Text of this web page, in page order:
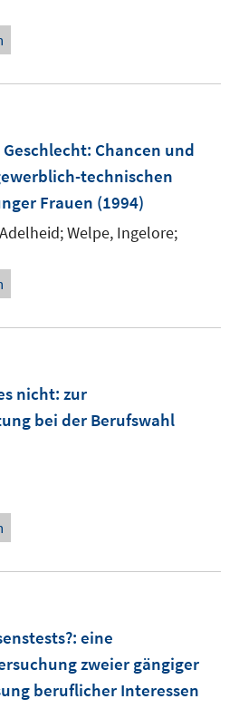
: Chancen und
technischen
Frauen (1994)
Welpe, Ingelore;
nicht: zur
bei der Berufswahl
: eine
zweier gängiger
beruflicher Interessen